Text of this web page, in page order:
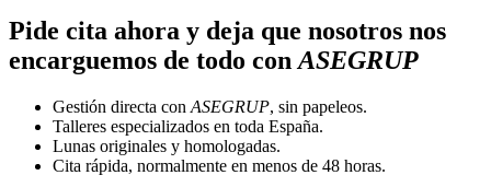
Pide cita ahora y deja que nosotros nos
encarguemos de todo con ASEGRUP
Gestión directa con ASEGRUP, sin papeleos.
Talleres especializados en toda España.
Lunas originales y homologadas.
Cita rápida, normalmente en menos de 48 horas.